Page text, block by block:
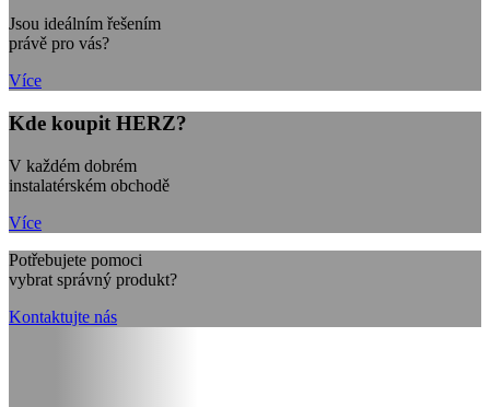
Jsou ideálním řešením
právě pro vás?
Více
Kde koupit HERZ?
V každém dobrém
instalatérském obchodě
Více
Potřebujete pomoci
vybrat správný produkt?
Kontaktujte nás